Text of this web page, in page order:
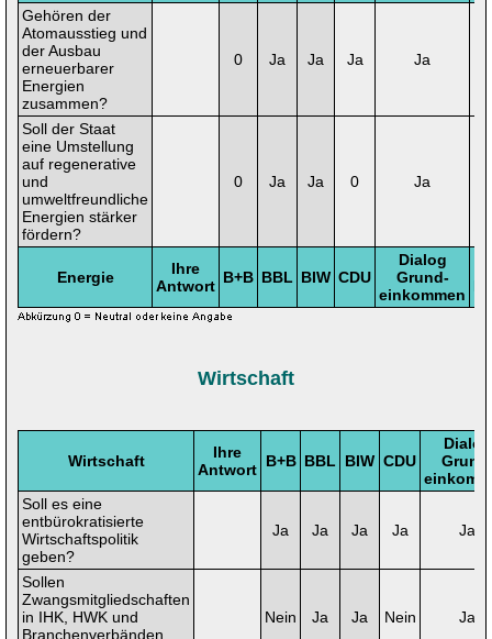
Gehören der
Atomausstieg und
der Ausbau
erneuerbarer
Energien
zusammen?
0 Ja Ja Ja Ja
Soll der Staat
eine Umstellung
auf regenerative
und
umweltfreundliche
Energien stärker
fördern?
0 Ja Ja 0 Ja
Energie
Ihre
Antwort B+B BBL BIW CDU
Dialog
Grund-
einkommen
Wirtschaft
Wirtschaft
Ihre
Antwort B+B BBL BIW CDU
Dialog
Soll es eine
entbürokratisierte
Wirtschaftspolitik
geben?
Ja Ja Ja Ja Ja
Sollen
Zwangsmitgliedschaften
in IHK, HWK und
Branchenverbänden
Nein Ja Ja Nein Ja